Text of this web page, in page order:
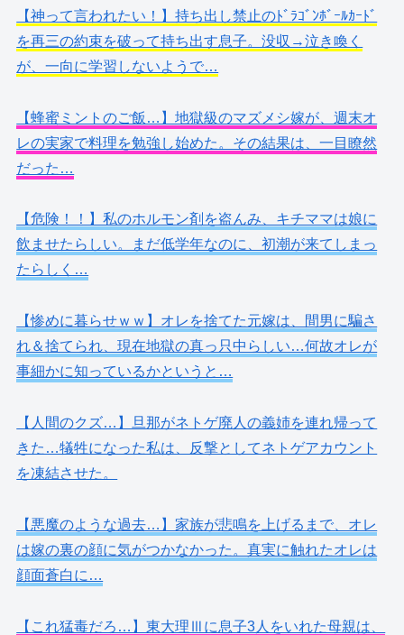
【神って言われたい！】持ち出し禁止のﾄﾞﾗｺﾞﾝﾎﾞｰﾙｶｰﾄﾞ
を再三の約束を破って持ち出す息子。没収→泣き喚く
が、一向に学習しないようで…
【蜂蜜ミントのご飯…】地獄級のマズメシ嫁が、週末オ
レの実家で料理を勉強し始めた。その結果は、一目瞭然
だった…
【危険！！】私のホルモン剤を盗んみ、キチママは娘に
飲ませたらしい。まだ低学年なのに、初潮が来てしまっ
たらしく…
【惨めに暮らせｗｗ】オレを捨てた元嫁は、間男に騙さ
れ＆捨てられ、現在地獄の真っ只中らしい…何故オレが
事細かに知っているかというと…
【人間のクズ…】旦那がネトゲ廃人の義姉を連れ帰って
きた…犠牲になった私は、反撃としてネトゲアカウント
を凍結させた。
【悪魔のような過去…】家族が悲鳴を上げるまで、オレ
は嫁の裏の顔に気がつかなかった。真実に触れたオレは
顔面蒼白に…
【これ猛毒だろ…】東大理Ⅲに息子3人をいれた母親は、